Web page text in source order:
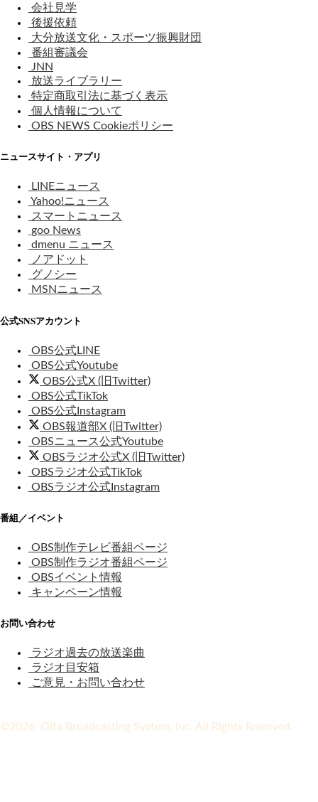
会社見学
後援依頼
大分放送文化・スポーツ振興財団
番組審議会
JNN
放送ライブラリー
特定商取引法に基づく表示
個人情報について
OBS NEWS Cookieポリシー
ニュースサイト・アプリ
LINEニュース
Yahoo!ニュース
スマートニュース
goo News
dmenu ニュース
ノアドット
グノシー
MSNニュース
公式SNSアカウント
OBS公式LINE
OBS公式Youtube
OBS公式X (旧Twitter)
OBS公式TikTok
OBS公式Instagram
OBS報道部X (旧Twitter)
OBSニュース公式Youtube
OBSラジオ公式X (旧Twitter)
OBSラジオ公式TikTok
OBSラジオ公式Instagram
番組／イベント
OBS制作テレビ番組ページ
OBS制作ラジオ番組ページ
OBSイベント情報
キャンペーン情報
お問い合わせ
ラジオ過去の放送楽曲
ラジオ目安箱
ご意見・お問い合わせ
©2026 Oita Broadcasting System, Inc. All Rights Reserved.